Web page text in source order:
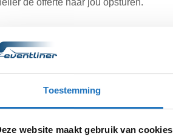
Toestemming
website maakt gebruik van cookies
de offerte naar jou opsturen.
scherpe prijs
behandelen wij deze direct en
op. Bij het maken van deze offerte
prijs voor jou. Heb je nog vragen
op en wij zullen alle vragen die